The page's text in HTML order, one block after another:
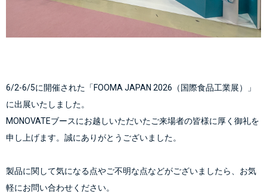
6/2-6/5に開催された「FOOMA JAPAN 2026（国際食品工業展）」
に出展いたしました。
MONOVATEブースにお越しいただいたご来場者の皆様に厚く御礼を
申し上げます。誠にありがとうございました。
製品に関して気になる点やご不明な点などがございましたら、お気
軽にお問い合わせください。